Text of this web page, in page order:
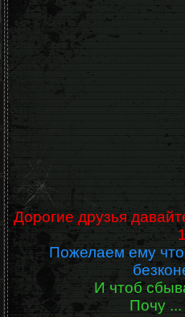
Дорогие друзья
Пожелаем ему
И чтоб
Почу ...